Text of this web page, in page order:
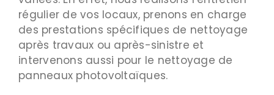
régulier de vos locaux, prenons en charge
des prestations spécifiques de nettoyage
après travaux ou après-sinistre et
intervenons aussi pour le nettoyage de
panneaux photovoltaïques.